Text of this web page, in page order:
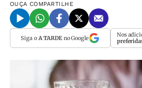
OUÇA COMPARTILHE
Siga o A TARDEno Google Nos